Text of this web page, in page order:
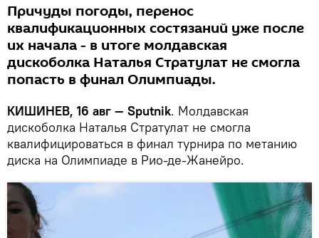
Причуды погоды, перенос
квалификационных состязаний уже после
их начала - в итоге молдавская
дискоболка Наталья Стратулат не смогла
попасть в финал Олимпиады.
КИШИНЕВ, 16 авг — Sputnik. Молдавская
дискоболка Наталья Стратулат не смогла
квалифицироваться в финал турнира по метанию
диска на Олимпиаде в Рио-де-Жанейро.